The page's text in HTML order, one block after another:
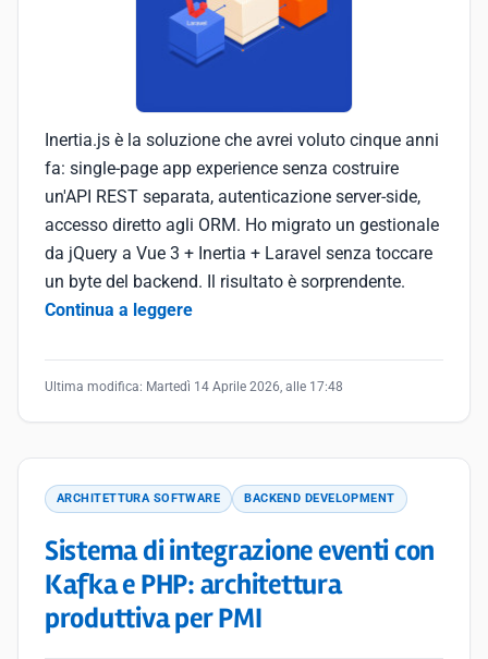
Inertia.js è la soluzione che avrei voluto cinque anni
fa: single-page app experience senza costruire
un'API REST separata, autenticazione server-side,
accesso diretto agli ORM. Ho migrato un gestionale
da jQuery a Vue 3 + Inertia + Laravel senza toccare
un byte del backend. Il risultato è sorprendente.
Continua a leggere
Ultima modifica: Martedì 14 Aprile 2026, alle 17:48
ARCHITETTURA SOFTWARE BACKEND DEVELOPMENT
Sistema di integrazione eventi con
Kafka e PHP: architettura
produttiva per PMI